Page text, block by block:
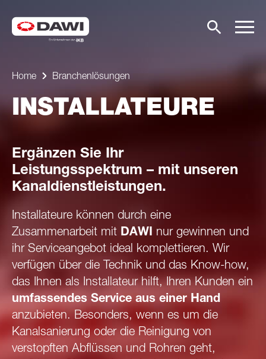
Home Branchenlösungen
INSTALLATEURE
Ergänzen Sie Ihr
Leistungsspektrum – mit unseren
Kanaldienstleistungen.
Installateure können durch eine
Zusammenarbeit mit DAWI nur gewinnen und
ihr Serviceangebot ideal komplettieren. Wir
verfügen über die Technik und das Know-how,
das Ihnen als Installateur hilft, Ihren Kunden ein
umfassendes Service aus einer Hand
anzubieten. Besonders, wenn es um die
Kanalsanierung oder die Reinigung von
verstopften Abflüssen und Rohren geht,